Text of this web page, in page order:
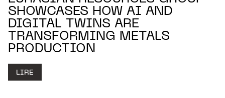
SHOWCASES HOW AI AND
DIGITAL TWINS ARE
TRANSFORMING METALS
PRODUCTION
LIRE